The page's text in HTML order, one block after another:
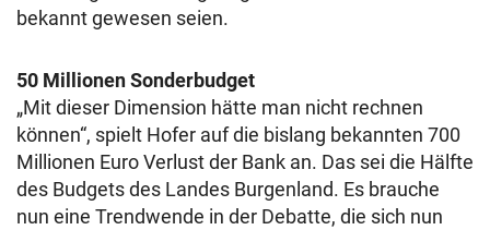
bekannt gewesen seien.
50 Millionen Sonderbudget
„Mit dieser Dimension hätte man nicht rechnen
können“, spielt Hofer auf die bislang bekannten 700
Millionen Euro Verlust der Bank an. Das sei die Hälfte
des Budgets des Landes Burgenland. Es brauche
nun eine Trendwende in der Debatte, die sich nun